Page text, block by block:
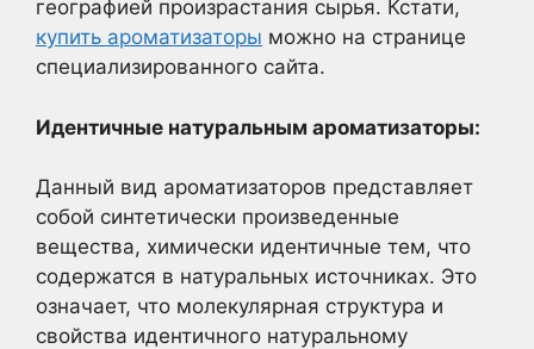
географией произрастания сырья. Кстати,
купить ароматизаторы можно на странице
специализированного сайта.
Идентичные натуральным ароматизаторы:
Данный вид ароматизаторов представляет
собой синтетически произведенные
вещества, химически идентичные тем, что
содержатся в натуральных источниках. Это
означает, что молекулярная структура и
свойства идентичного натуральному